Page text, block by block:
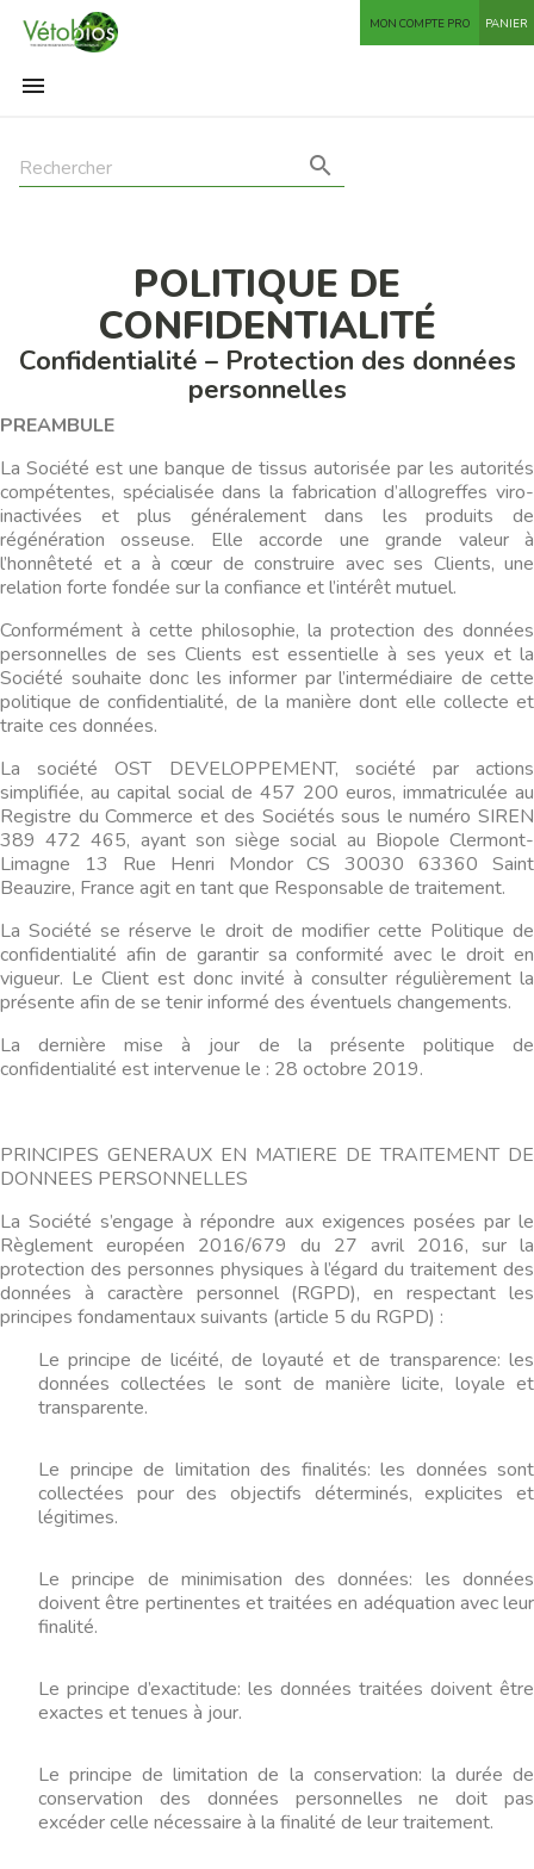
PANIER
MON COMPTE PRO


POLITIQUE DE
CONFIDENTIALITÉ
Confidentialité – Protection des données
personnelles
PREAMBULE
La Société est une banque de tissus autorisée par les autorités
compétentes, spécialisée dans la fabrication d’allogreffes viro-
inactivées et plus généralement dans les produits de
régénération osseuse. Elle accorde une grande valeur à
l’honnêteté et a à cœur de construire avec ses Clients, une
relation forte fondée sur la confiance et l’intérêt mutuel.
Conformément à cette philosophie, la protection des données
personnelles de ses Clients est essentielle à ses yeux et la
Société souhaite donc les informer par l’intermédiaire de cette
politique de confidentialité, de la manière dont elle collecte et
traite ces données.
La société OST DEVELOPPEMENT, société par actions
simplifiée, au capital social de 457 200 euros, immatriculée au
Registre du Commerce et des Sociétés sous le numéro SIREN
389 472 465, ayant son siège social au Biopole Clermont-
Limagne 13 Rue Henri Mondor CS 30030 63360 Saint
Beauzire, France agit en tant que Responsable de traitement.
La Société se réserve le droit de modifier cette Politique de
confidentialité afin de garantir sa conformité avec le droit en
vigueur. Le Client est donc invité à consulter régulièrement la
présente afin de se tenir informé des éventuels changements.
La dernière mise à jour de la présente politique de
confidentialité est intervenue le : 28 octobre 2019.
PRINCIPES GENERAUX EN MATIERE DE TRAITEMENT DE
DONNEES PERSONNELLES
La Société s’engage à répondre aux exigences posées par le
Règlement européen 2016/679 du 27 avril 2016, sur la
protection des personnes physiques à l’égard du traitement des
données à caractère personnel (RGPD), en respectant les
principes fondamentaux suivants (article 5 du RGPD) :
Le principe de licéité, de loyauté et de transparence: les
données collectées le sont de manière licite, loyale et
transparente.
Le principe de limitation des finalités: les données sont
collectées pour des objectifs déterminés, explicites et
légitimes.
Le principe de minimisation des données: les données
doivent être pertinentes et traitées en adéquation avec leur
finalité.
Le principe d’exactitude: les données traitées doivent être
exactes et tenues à jour.
Le principe de limitation de la conservation: la durée de
conservation des données personnelles ne doit pas
excéder celle nécessaire à la finalité de leur traitement.